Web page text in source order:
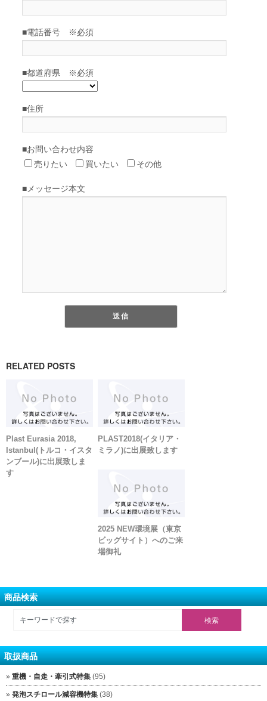
RELATED POSTS
Plast Eurasia 2018,
Istanbul(トルコ・イスタ
ンブール)に出展致しま
す
PLAST2018(イタリア・
ミラノ)に出展致します
2025 NEW環境展（東京
ビッグサイト）へのご来
場御礼
商品検索
取扱商品
重機・自走・牽引式特集 (95)
発泡スチロール減容機特集 (38)